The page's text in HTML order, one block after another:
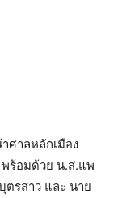
ศาลหลักเมือง
ร้อมด้วย น.ส.แพ
ตรสาว และ นาย